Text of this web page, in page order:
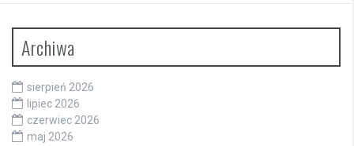
Archiwa
sierpień 2026
lipiec 2026
czerwiec 2026
maj 2026